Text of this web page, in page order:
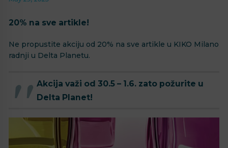
20% na sve artikle!
Ne propustite akciju od 20% na sve artikle u KIKO Milano
radnji u Delta Planetu.
Akcija važi od 30.5 – 1.6. zato požurite u
Delta Planet!